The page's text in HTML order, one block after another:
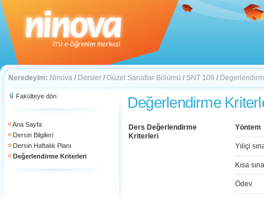
Neredeyim: Ninova / Dersler / Güzel Sanatlar Bölümü / SNT 108 /
Fakülteye dön
Ana Sayfa
Dersin Bilgileri
Dersin Haftalık Planı
Değerlendirme Kriterleri
Değerlendirme
Ders Değerlendirme
Kriterleri
Yöntem
Yıliçi
Kısa
Ödev